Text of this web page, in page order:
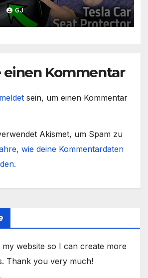
GJ
einen Kommentar
sein, um einen Kommentar
Akismet, um Spam zu
wie deine Kommentardaten
website so I can create more
Thank you very much!